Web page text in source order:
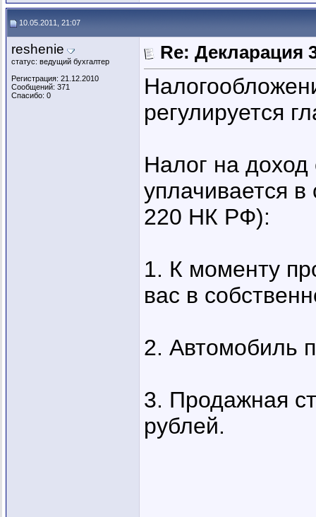
10.05.2011, 21:07
reshenie
статус: ведущий бухгалтер
Регистрация: 21.12.2010
Сообщений: 371
Спасибо: 0
Re: Декларация
регулируется
Налог на
уплачивается
220 НК РФ):
1. К моменту
вас в
2. Автомобиль
3. Продажная
рублей.